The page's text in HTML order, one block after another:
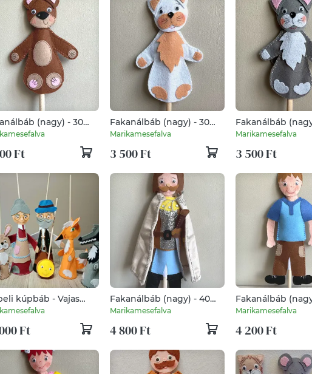
(nagy) - 30
világos barna)
Ft
Fakanálbáb (nagy) - 30
cm (Macska - fehér)
Marikamesefalva
3 500 Ft
Fakanálbáb
cm (Macska -
Marikamesefalva
3 500 Ft
kúpbáb - Vajas
mese
Ft
Fakanálbáb (nagy) - 40
cm (Királyfi)
Marikamesefalva
4 800 Ft
Fakanálbáb
cm (Fiú)
Marikamesefalva
4 200 Ft